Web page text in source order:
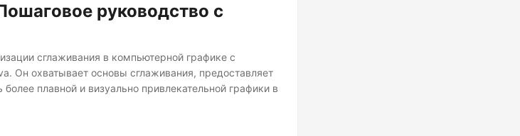
руководство с
сглаживания в компьютерной графике с
Он охватывает основы сглаживания, предоставляет
плавной и визуально привлекательной графики в